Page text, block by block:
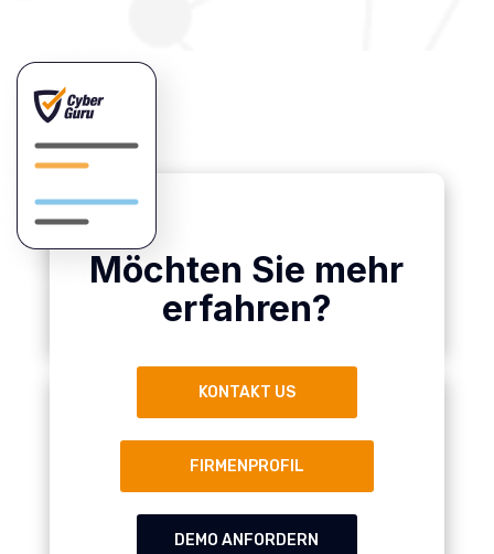
Möchten Sie mehr
erfahren?
KONTAKT US
FIRMENPROFIL
DEMO ANFORDERN